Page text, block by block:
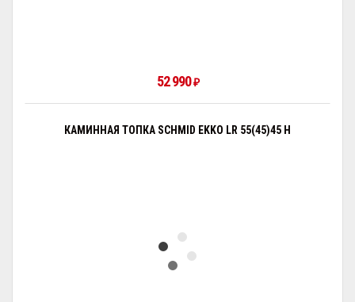
52 990₽
КАМИННАЯ ТОПКА SCHMID EKKO LR 55(45)45 H